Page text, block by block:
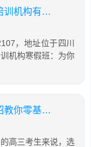
四川单招培训机构寒假班，四川单招培训机构有哪些
，地址位于四川
机构寒假班：为你
四川单招英语备考攻略：成都明阳单招教你零基础也能有效提分
高三考生来说，选